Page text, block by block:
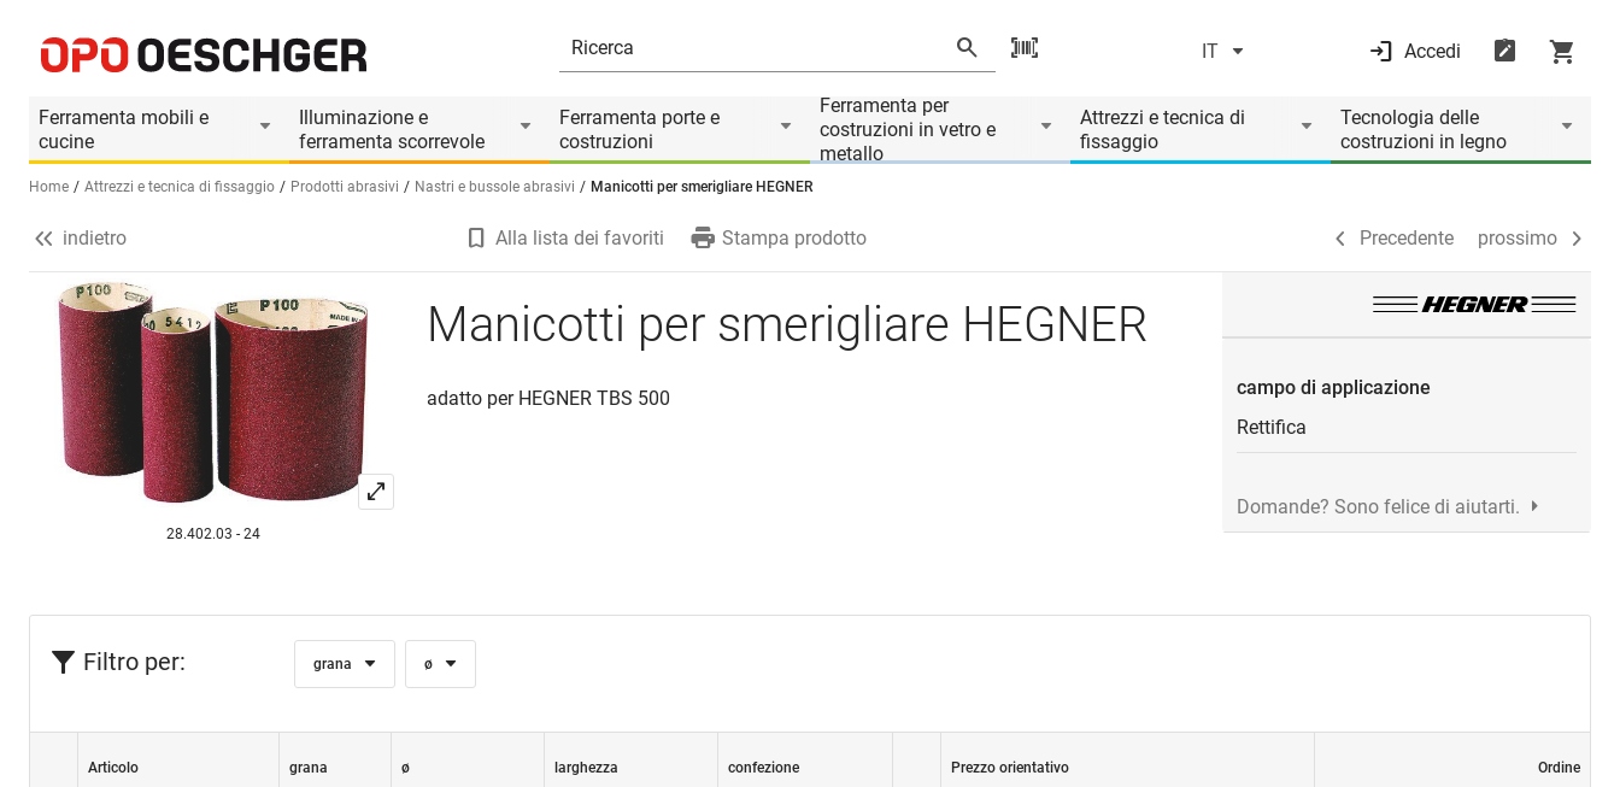
IT Accedi
Ferramenta mobili e
cucine
Illuminazione e
ferramenta scorrevole
Ferramenta porte e
costruzioni
Ferramenta per
costruzioni in vetro e
metallo
Attrezzi e tecnica di
fissaggio
Tecnologia delle
costruzioni in legno
Seleziona una lingua (IT)
Home Attrezzi e tecnica di fissaggio Prodotti abrasivi Nastri e bussole abrasivi Manicotti per smerigliare HEGNER
Informazioni prodotto
Il prodotto è accessorio di Precedente prossimo
indietro Alla lista dei favoriti Stampa prodotto Precedente prossimo
28.402.03 - 24
Manicotti per smerigliare HEGNER
adatto per HEGNER TBS 500
campo di applicazione
Rettifica
Domande? Sono felice di aiutarti.
Filtro per: grana ø
Articolo grana ø larghezza confezione Prezzo orientativo Ordine